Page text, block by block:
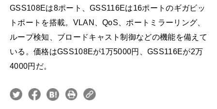
GSS108Eは8ポート、GSS116Eは16ポートのギガビッ
トポートを搭載。VLAN、QoS、ポートミラーリング、
ループ検知、ブロードキャスト制御などの機能を備えて
いる。価格はGSS108Eが1万5000円、GSS116Eが2万
4000円だ。